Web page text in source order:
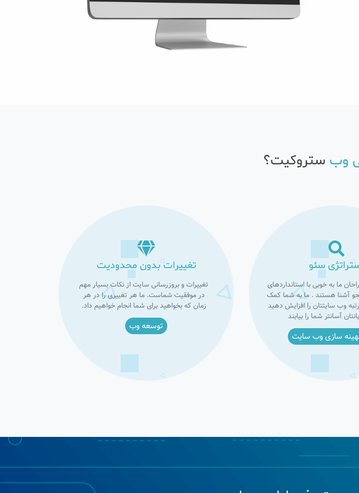
وب ستروکیت؟
سئو
ما به خوبی با استانداردهای
آشنا هستند . ما به شما کمک
وب سایتتان را افزایش دهید
آسانتر شما را بیابند
سازی وب سایت
تغییرات بدون محدودیت
تغییرات و بروزرسانی سایت از نکات بسیار مهم
در موفقیت شماست. ما هر تغییری را در هر
زمان که بخواهید برای شما انجام خواهیم داد.
توسعه وب